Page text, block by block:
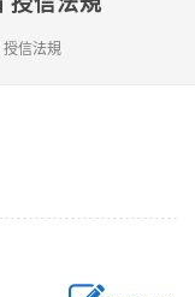
授信法規